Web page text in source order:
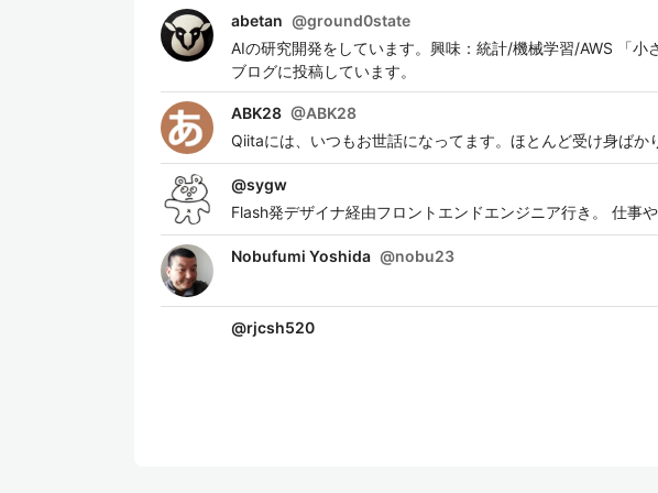
abetan @ground0state
AIの研究開発をしています。興味：統計/機械学習/AWS 「
ブログに投稿しています。
ABK28 @ABK28
Qiitaには、いつもお世話になってます。ほとんど受け身ばか
@sygw
Flash発デザイナ経由フロントエンドエンジニア行き。 仕事
Nobufumi Yoshida @nobu23
@rjcsh520